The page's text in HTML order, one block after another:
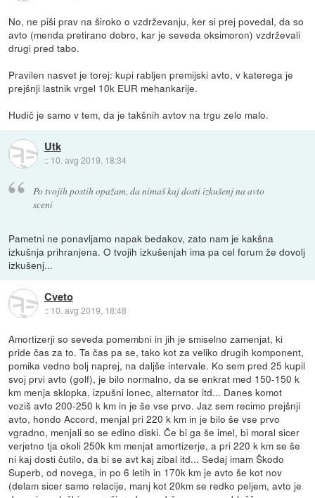
No, ne piši prav na široko o vzdrževanju, ker si prej povedal, da so
avto (menda pretirano dobro, kar je seveda oksimoron) vzdrževali
drugi pred tabo.
Pravilen nasvet je torej: kupi rabljen premijski avto, v katerega je
prejšnji lastnik vrgel 10k EUR mehankarije.
Hudič je samo v tem, da je takšnih avtov na trgu zelo malo.
Utk
:: 10. avg 2019, 18:34
Po tvojih postih opažam, da nimaš kaj dosti izkušenj na avto
sceni
Pametni ne ponavljamo napak bedakov, zato nam je kakšna
izkušnja prihranjena. O tvojih izkušenjah ima pa cel forum že dovolj
izkušenj...
Cveto
:: 10. avg 2019, 18:48
Amortizerji so seveda pomembni in jih je smiselno zamenjat, ki
pride čas za to. Ta čas pa se, tako kot za veliko drugih komponent,
pomika vedno bolj naprej, na daljše intervale. Ko sem pred 25 kupil
svoj prvi avto (golf), je bilo normalno, da se enkrat med 150-150 k
km menja sklopka, izpušni lonec, alternator itd... Danes komot
voziš avto 200-250 k km in je še vse prvo. Jaz sem recimo prejšnji
avto, hondo Accord, menjal pri 220 k km in je bilo še vse prvo
vgradno, menjali so se edino diski. Če bi ga še imel, bi moral sicer
verjetno tja okoli 250k km menjat amortizerje, a pri 220 k km se še
ni kaj dosti čutilo, da bi se avt kaj zibal itd... Sedaj imam Škodo
Superb, od novega, in po 6 letih in 170k km je avto še kot nov
(delam sicer samo relacije, manj kot 20km se redko peljem, avto je